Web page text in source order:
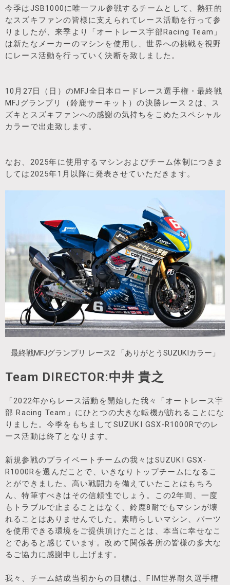
今季はJSB1000に唯一フル参戦するチームとして、熱狂的
なスズキファンの皆様に支えられてレース活動を行って参
りましたが、来季より「オートレース宇部Racing Team」
は新たなメーカーのマシンを使用し、世界への挑戦を視野
にレース活動を行っていく決断を致しました。
10月27日（日）のMFJ全日本ロードレース選手権・最終戦
MFJグランプリ（鈴鹿サーキット）の決勝レース２は、ス
ズキとスズキファンへの感謝の気持ちをこめたスペシャル
カラーで出走致します。
なお、2025年に使用するマシンおよびチーム体制につきま
しては2025年1月以降に発表させていただきます。
最終戦MFJグランプリ レース2 「ありがとうSUZUKIカラー」
Team DIRECTOR:中井 貴之
「2022年からレース活動を開始した我々「オートレース宇
部 Racing Team」にひとつの大きな転機が訪れることにな
りました。今季をもちましてSUZUKI GSX-R1000Rでのレ
ース活動は終了となります。
新規参戦のプライベートチームの我々はSUZUKI GSX-
R1000Rを選んだことで、いきなりトップチームになるこ
とができました。高い戦闘力を備えていたことはもちろ
ん、特筆すべきはその信頼性でしょう。この2年間、一度
もトラブルで止まることはなく、鈴鹿8耐でもマシンが壊
れることはありませんでした。素晴らしいマシン、パーツ
を使用できる環境をご提供頂けたことは、本当に幸せなこ
とであると感じています。改めて関係各所の皆様の多大な
るご協力に感謝申し上げます。
我々、チーム結成当初からの目標は、FIM世界耐久選手権